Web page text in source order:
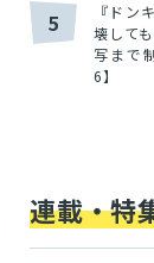
5
『ドン
壊して
写まで
6】
連載・特